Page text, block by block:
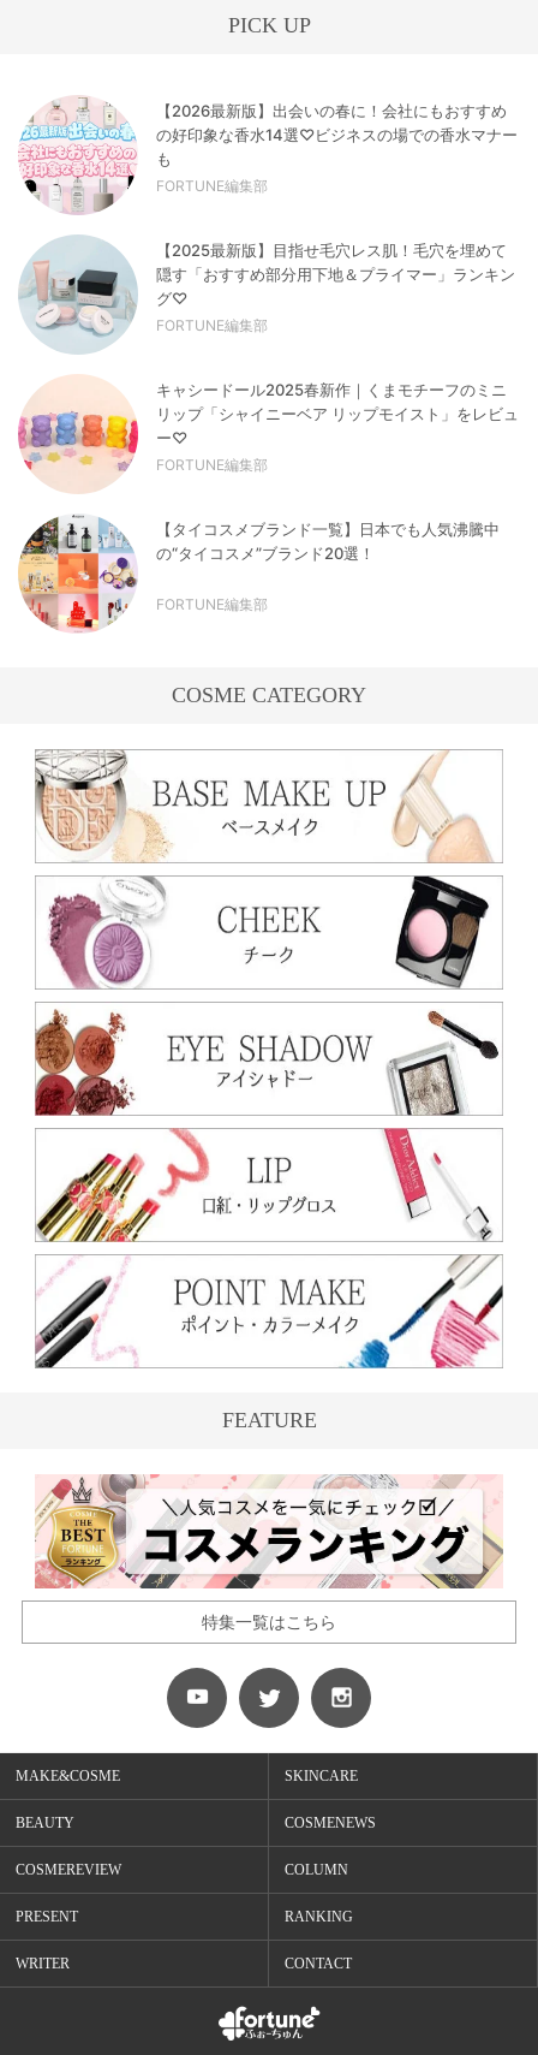
PICK UP
【2026最新版】出会いの春に！会社にもおすすめ
の好印象な香水14選♡ビジネスの場での香水マナー
も
FORTUNE編集部
【2025最新版】目指せ毛穴レス肌！毛穴を埋めて
隠す「おすすめ部分用下地＆プライマー」ランキン
グ♡
FORTUNE編集部
キャシードール2025春新作｜くまモチーフのミニ
リップ「シャイニーベア リップモイスト」をレビュ
ー♡
FORTUNE編集部
【タイコスメブランド一覧】日本でも人気沸騰中
の“タイコスメ”ブランド20選！
FORTUNE編集部
COSME CATEGORY
FEATURE
特集一覧はこちら
MAKE&COSME SKINCARE
BEAUTY COSMENEWS
COSMEREVIEW COLUMN
PRESENT RANKING
WRITER CONTACT